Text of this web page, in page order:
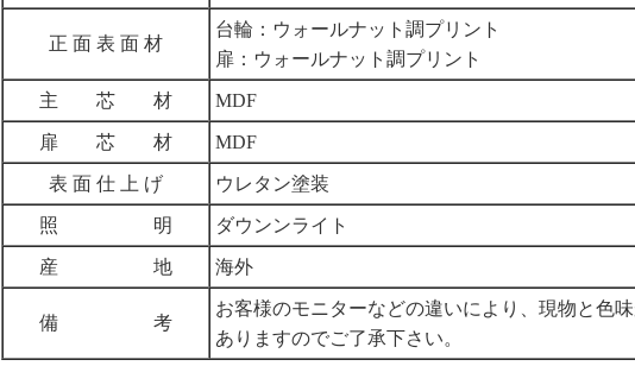
正 面 表 面 材
台輪：ウォールナット調プリント
扉：ウォールナット調プリント
主 芯 材 MDF
扉 芯 材 MDF
表 面 仕 上 げ ウレタン塗装
照 明 ダウンンライト
産 地 海外
備 考
お客様のモニターなどの違いにより、現物と色
ありますのでご了承下さい。